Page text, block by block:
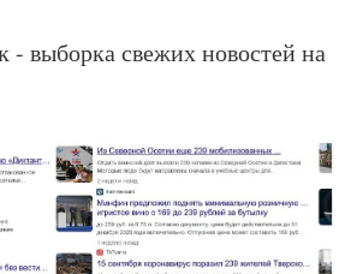
- выборка свежих новостей на